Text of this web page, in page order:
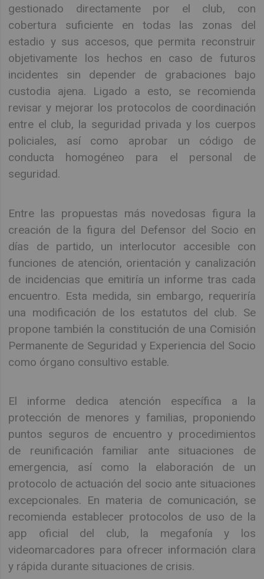
gestionado directamente por el club, con
cobertura suficiente en todas las zonas del
estadio y sus accesos, que permita reconstruir
objetivamente los hechos en caso de futuros
incidentes sin depender de grabaciones bajo
custodia ajena. Ligado a esto, se recomienda
revisar y mejorar los protocolos de coordinación
entre el club, la seguridad privada y los cuerpos
policiales, así como aprobar un código de
conducta homogéneo para el personal de
seguridad.
Entre las propuestas más novedosas figura la
creación de la figura del Defensor del Socio en
días de partido, un interlocutor accesible con
funciones de atención, orientación y canalización
de incidencias que emitiría un informe tras cada
encuentro. Esta medida, sin embargo, requeriría
una modificación de los estatutos del club. Se
propone también la constitución de una Comisión
Permanente de Seguridad y Experiencia del Socio
como órgano consultivo estable.
El informe dedica atención específica a la
protección de menores y familias, proponiendo
puntos seguros de encuentro y procedimientos
de reunificación familiar ante situaciones de
emergencia, así como la elaboración de un
protocolo de actuación del socio ante situaciones
excepcionales. En materia de comunicación, se
recomienda establecer protocolos de uso de la
app oficial del club, la megafonía y los
videomarcadores para ofrecer información clara
y rápida durante situaciones de crisis.